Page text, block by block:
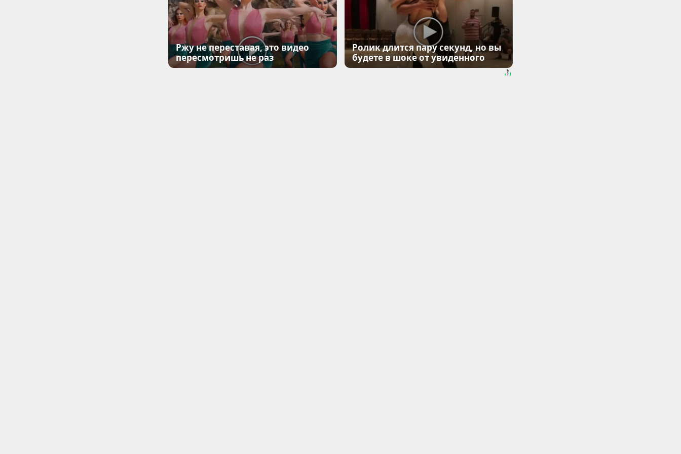
Ржу не переставая, это видео
пересмотришь не раз
Ролик длится пару секунд, но вы
будете в шоке от увиденного